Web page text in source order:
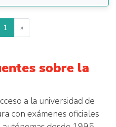
1 »
sobre la
a la universidad de
con exámenes oficiales